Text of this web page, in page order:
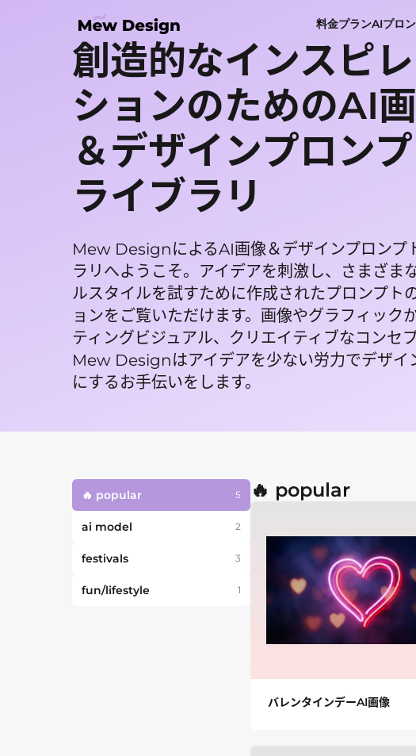
料金プランAIプロ
創造的なインスピ
ションのためのAI
＆デザインプロン
ライブラリ
Mew DesignによるAI画像＆デザインプロンプ
ラリへようこそ。アイデアを刺激し、さまざま
ルスタイルを試すために作成されたプロンプト
ョンをご覧いただけます。画像やグラフィック
ティングビジュアル、クリエイティブなコンセプ
Mew Designはアイデアを少ない労力でデザイ
にするお手伝いをします。
🔥 popular 5
ai model 2
festivals 3
fun/lifestyle 1
🔥 popular
バレンタインデーAI画像